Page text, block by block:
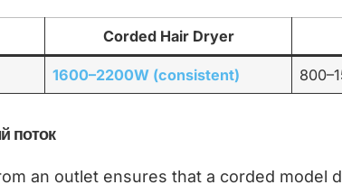
Corded Hair Dryer
1600–2200W (consistent)
поток
an outlet ensures that a corded model